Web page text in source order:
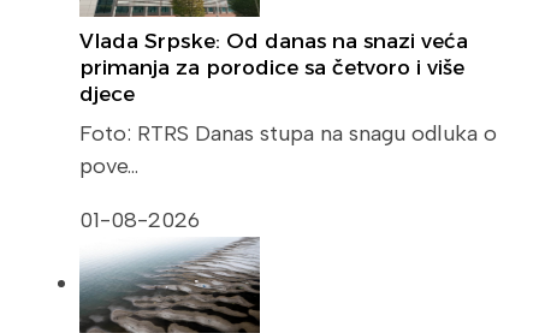
Vlada Srpske: Od danas na snazi veća
primanja za porodice sa četvoro i više
djece
Foto: RTRS Danas stupa na snagu odluka o
pove…
01-08-2026